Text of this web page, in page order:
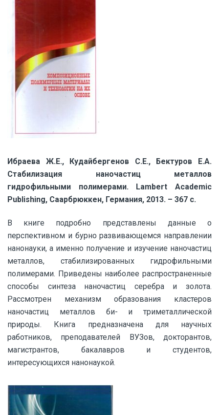
Ибраева Ж.Е., Кудайбергенов С.Е., Бектуров Е.А.
Стабилизация наночастиц металлов
гидрофильными полимерами. Lambert Academic
Publishing, Саарбрюккен, Германия, 2013. – 367 с.
В книге подробно представлены данные о
перспективном и бурно развивающемся направлении
нанонауки, а именно получение и изучение наночастиц
металлов, стабилизированных гидрофильными
полимерами. Приведены наиболее распространенные
способы синтеза наночастиц серебра и золота.
Рассмотрен механизм образования кластеров
наночастиц металлов би- и триметаллической
природы. Книга предназначена для научных
работников, преподавателей ВУЗов, докторантов,
магистрантов, бакалавров и студентов,
интересующихся нанонаукой.